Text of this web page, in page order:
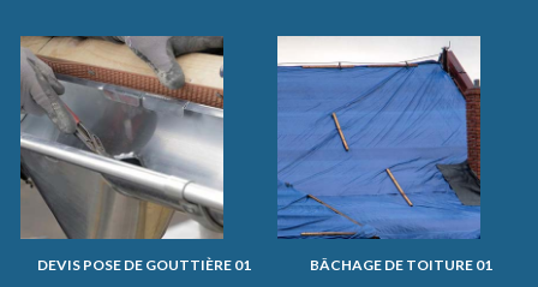
DEVIS POSE DE GOUTTIÈRE 01 BÂCHAGE DE TOITURE 01